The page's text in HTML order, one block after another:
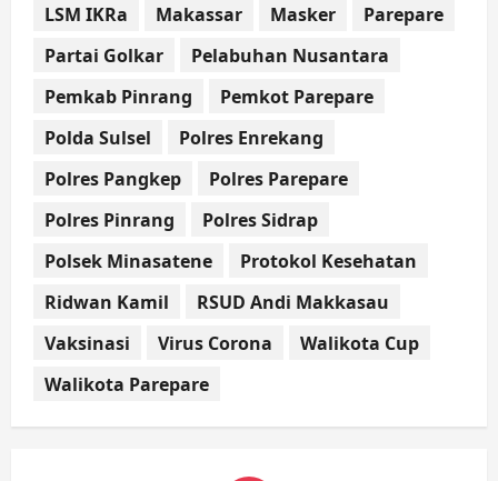
LSM IKRa
Makassar Masker
Parepare
Partai Golkar
Pelabuhan Nusantara
Pemkab Pinrang
Pemkot Parepare
Polda Sulsel
Polres Enrekang
Polres Pangkep
Polres Parepare
Polres Pinrang
Polres Sidrap
Polsek Minasatene
Protokol Kesehatan
Ridwan Kamil
RSUD Andi Makkasau
Vaksinasi
Virus Corona
Walikota Cup
Walikota Parepare